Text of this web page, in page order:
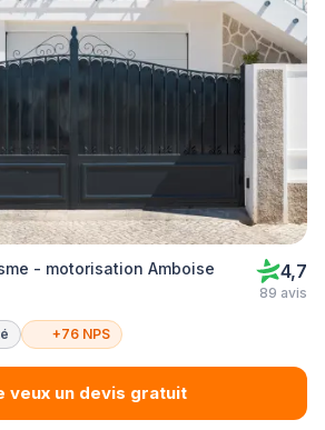
- motorisation Amboise 4,7
89 avis
+76 NPS
veux un devis gratuit